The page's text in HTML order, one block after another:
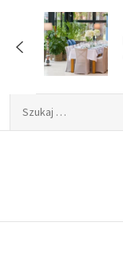
content